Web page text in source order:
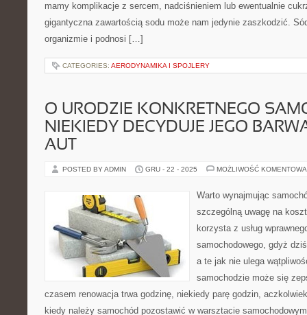
mamy komplikacje z sercem, nadciśnieniem lub ewentualnie
gigantyczna zawartością sodu może nam jedynie zaszkodzić.
organizmie i podnosi […]
CATEGORIES: AERODYNAMIKA I SPOJLERY
O URODZIE KONKRETNEGO
NIEKIEDY DECYDUJE JEGO
AUT
POSTED BY ADMIN GRU - 22 - 2025 MOŻLIWOŚĆ
Warto wynajmując
szczególną uwagę na
korzysta z usług
samochodowego, gdyż
a te jak nie ulega
samochodzie może się
czasem renowacja trwa godzinę, niekiedy parę godzin,
kiedy należy samochód pozostawić w warsztacie